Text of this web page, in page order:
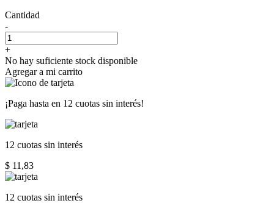
Cantidad
-
+
No hay suficiente stock disponible
Agregar a mi carrito
¡Paga hasta en 12 cuotas sin interés!
12 cuotas sin interés
$ 11,83
12 cuotas sin interés